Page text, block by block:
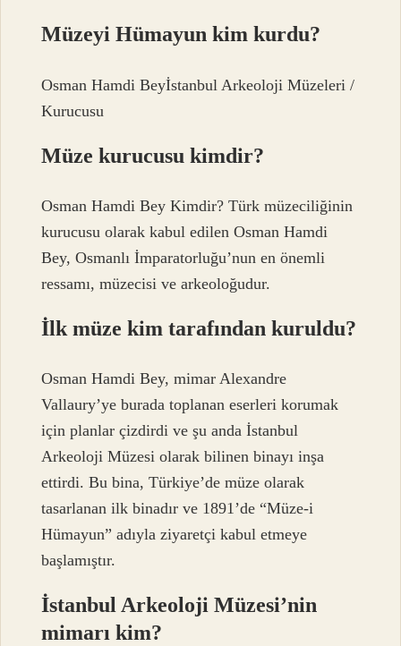
Müzeyi Hümayun kim kurdu?
Osman Hamdi Beyİstanbul Arkeoloji Müzeleri /
Kurucusu
Müze kurucusu kimdir?
Osman Hamdi Bey Kimdir? Türk müzeciliğinin
kurucusu olarak kabul edilen Osman Hamdi
Bey, Osmanlı İmparatorluğu’nun en önemli
ressamı, müzecisi ve arkeoloğudur.
İlk müze kim tarafından kuruldu?
Osman Hamdi Bey, mimar Alexandre
Vallaury’ye burada toplanan eserleri korumak
için planlar çizdirdi ve şu anda İstanbul
Arkeoloji Müzesi olarak bilinen binayı inşa
ettirdi. Bu bina, Türkiye’de müze olarak
tasarlanan ilk binadır ve 1891’de “Müze-i
Hümayun” adıyla ziyaretçi kabul etmeye
başlamıştır.
İstanbul Arkeoloji Müzesi’nin
mimarı kim?